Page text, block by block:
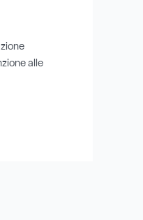
alle